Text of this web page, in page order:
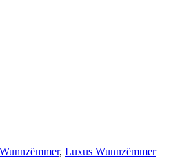
, Luxus Wunnzëmmer